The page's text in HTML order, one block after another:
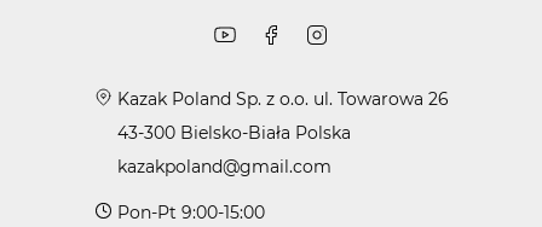
Kazak Poland Sp. z o.o. ul. Towarowa 26
43-300 Bielsko-Biała Polska
kazakpoland@gmail.com
Pon-Pt 9:00-15:00